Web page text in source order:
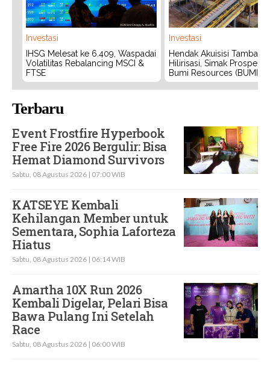
Investasi
IHSG Melesat ke 6.409, Waspadai
Volatilitas Rebalancing MSCI &
FTSE
Investasi
Hendak Akuisisi
Hilirisasi, Simak Prospek
Bumi Resources (BUMI)
Terbaru
Event Frostfire Hyperbook
Free Fire 2026 Bergulir: Bisa
Hemat Diamond Survivors
Sabtu, 08 Agustus 2026 | 07:00 WIB
KATSEYE Kembali
Kehilangan Member untuk
Sementara, Sophia Laforteza
Hiatus
Sabtu, 08 Agustus 2026 | 06:14 WIB
Amartha 10X Run 2026
Kembali Digelar, Pelari Bisa
Bawa Pulang Ini Setelah
Race
Sabtu, 08 Agustus 2026 | 06:00 WIB